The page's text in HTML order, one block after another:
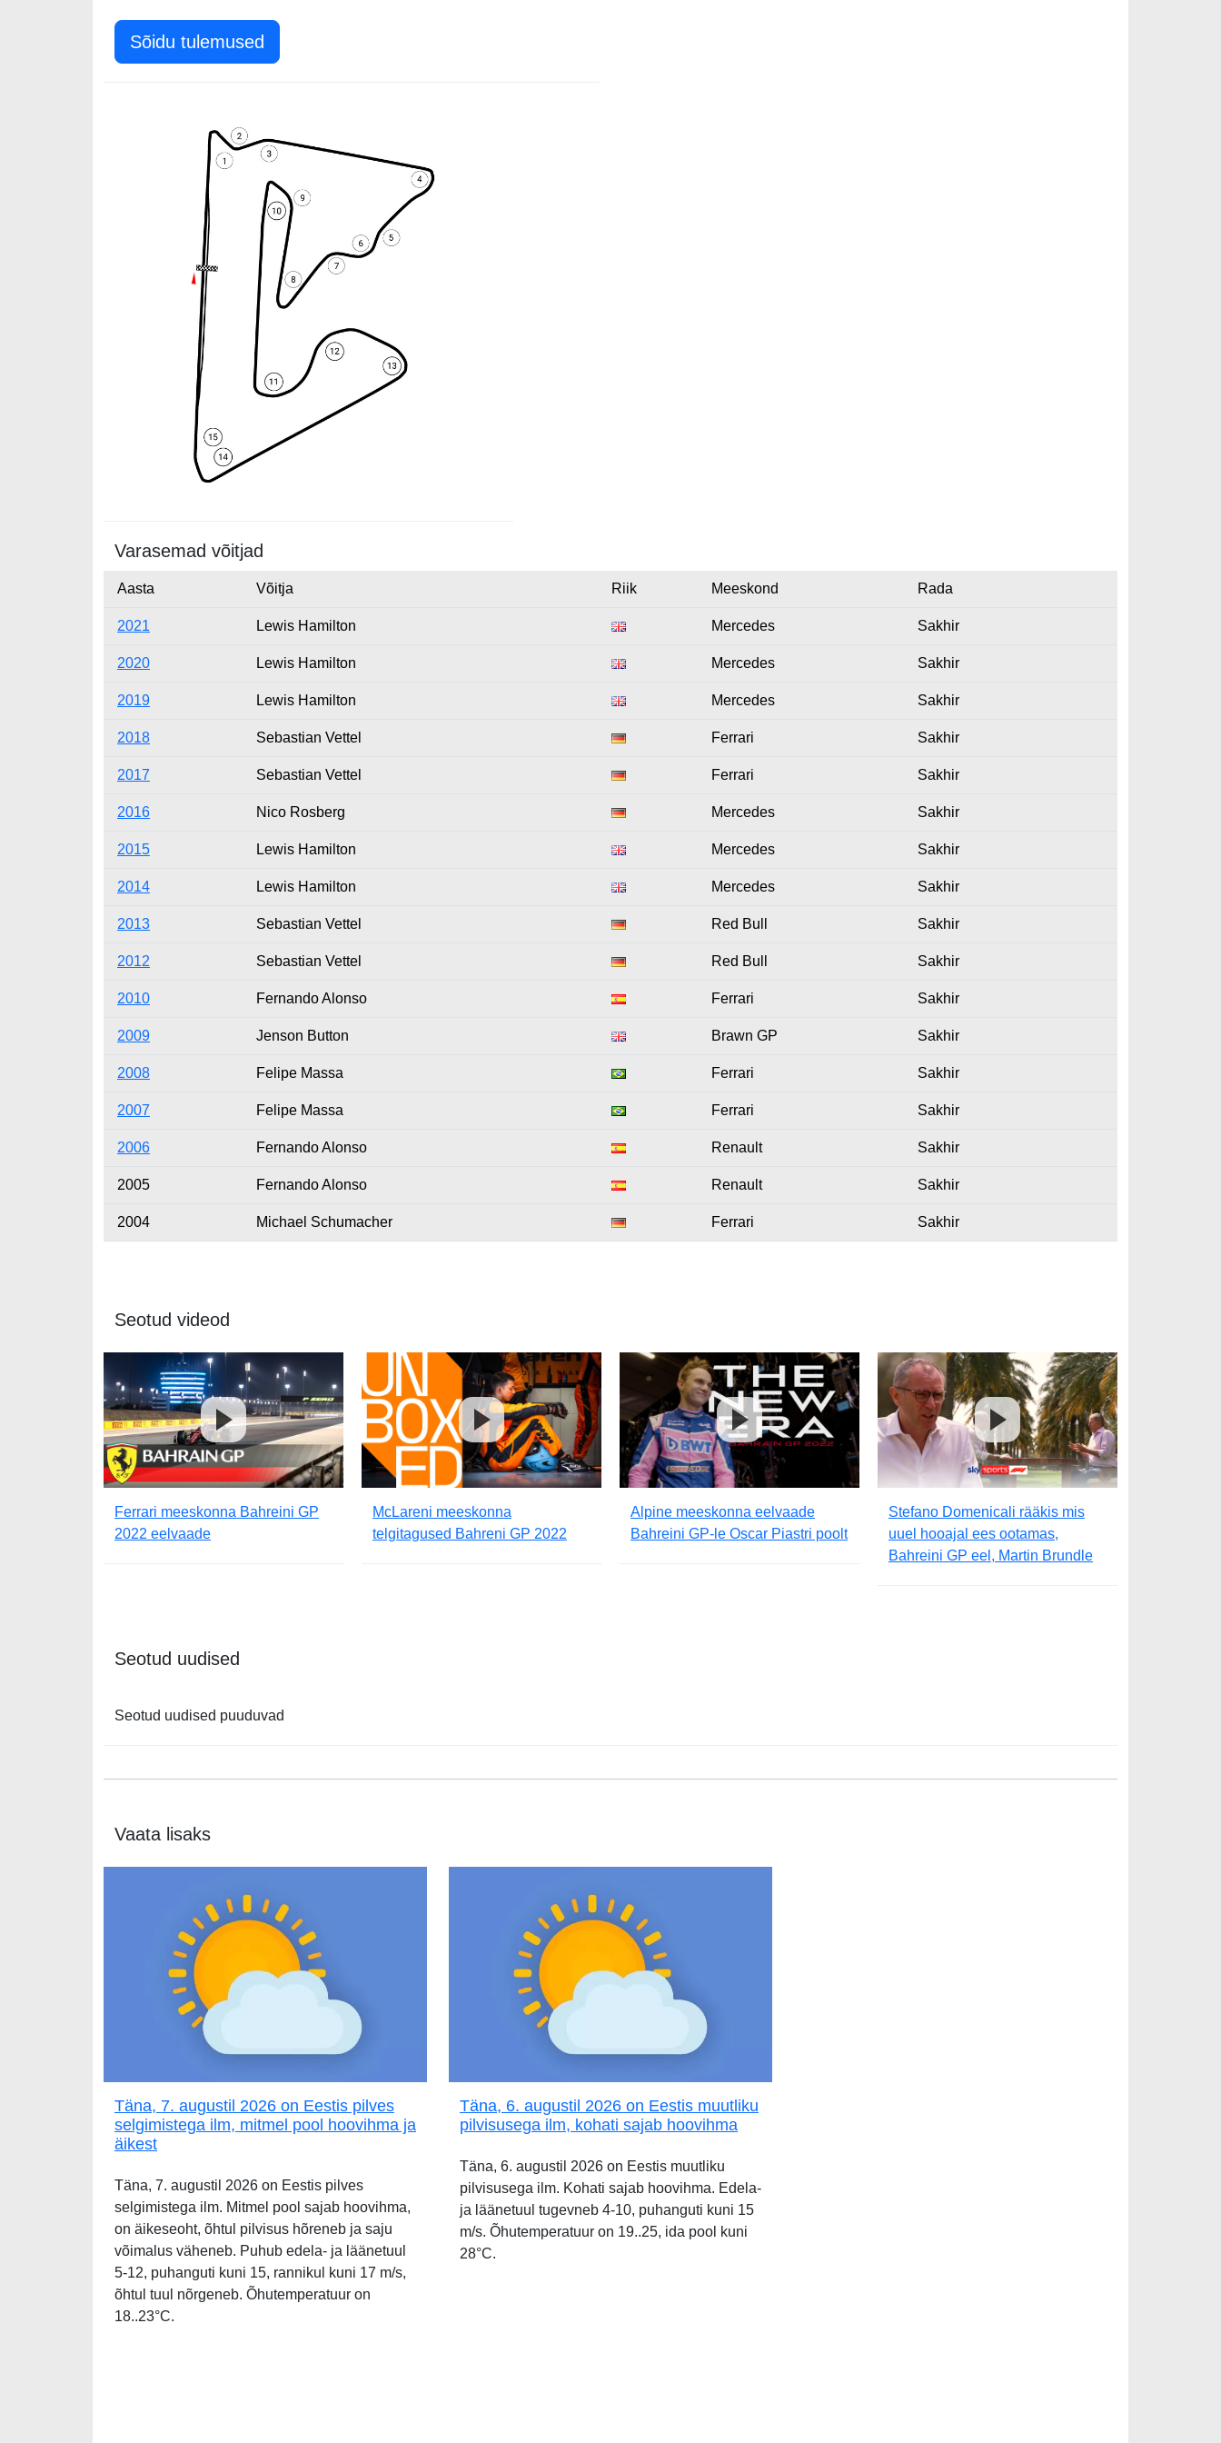
Sõidu tulemused
Varasemad võitjad
Aasta Võitja Riik Meeskond Rada
2021 Lewis Hamilton Mercedes Sakhir
2020 Lewis Hamilton Mercedes Sakhir
2019 Lewis Hamilton Mercedes Sakhir
2018 Sebastian Vettel Ferrari Sakhir
2017 Sebastian Vettel Ferrari Sakhir
2016 Nico Rosberg Mercedes Sakhir
2015 Lewis Hamilton Mercedes Sakhir
2014 Lewis Hamilton Mercedes Sakhir
2013 Sebastian Vettel Red Bull Sakhir
2012 Sebastian Vettel Red Bull Sakhir
2010 Fernando Alonso Ferrari Sakhir
2009 Jenson Button Brawn GP Sakhir
2008 Felipe Massa Ferrari Sakhir
2007 Felipe Massa Ferrari Sakhir
2006 Fernando Alonso Renault Sakhir
2005 Fernando Alonso Renault Sakhir
2004 Michael Schumacher Ferrari Sakhir
Seotud videod
Ferrari meeskonna Bahreini GP
2022 eelvaade
McLareni meeskonna
telgitagused Bahreni GP 2022
Alpine meeskonna eelvaade
Bahreini GP-le Oscar Piastri poolt
Stefano Domenicali rääkis mis
uuel hooajal ees ootamas,
Bahreini GP eel, Martin Brundle
Seotud uudised
Seotud uudised puuduvad
Vaata lisaks
Täna, 7. augustil 2026 on Eestis pilves
selgimistega ilm, mitmel pool hoovihma ja
äikest
Täna, 7. augustil 2026 on Eestis pilves
selgimistega ilm. Mitmel pool sajab hoovihma,
on äikeseoht, õhtul pilvisus hõreneb ja saju
võimalus väheneb. Puhub edela- ja läänetuul
5-12, puhanguti kuni 15, rannikul kuni 17 m/s,
õhtul tuul nõrgeneb. Õhutemperatuur on
18..23°C.
Täna, 6. augustil 2026 on Eestis muutliku
pilvisusega ilm, kohati sajab hoovihma
Täna, 6. augustil 2026 on Eestis muutliku
pilvisusega ilm. Kohati sajab hoovihma. Edela-
ja läänetuul tugevneb 4-10, puhanguti kuni 15
m/s. Õhutemperatuur on 19..25, ida pool kuni
28°C.